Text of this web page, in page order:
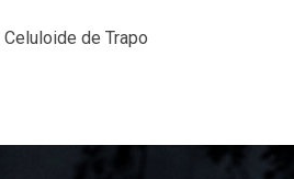
Celuloide de Trapo